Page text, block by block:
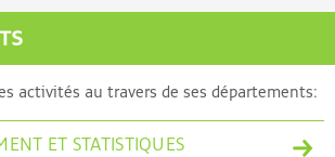
activités au travers de ses départements:
ET STATISTIQUES